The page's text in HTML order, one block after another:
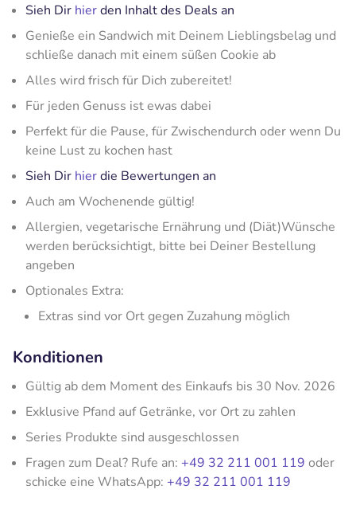
Sieh Dir hierden Inhalt des Deals an
Genieße ein Sandwich mit Deinem Lieblingsbelag und
schließe danach mit einem süßen Cookie ab
Alles wird frisch für Dich zubereitet!
Für jeden Genuss ist ewas dabei
Perfekt für die Pause, für Zwischendurch oder wenn Du
keine Lust zu kochen hast
Sieh Dir hierdie Bewertungen an
Auch am Wochenende gültig!
Allergien, vegetarische Ernährung und (Diät)Wünsche
werden berücksichtigt, bitte bei Deiner Bestellung
angeben
Optionales Extra:
Extras sind vor Ort gegen Zuzahung möglich
Konditionen
Gültig ab dem Moment des Einkaufs bis 30 Nov. 2026
Exklusive Pfand auf Getränke, vor Ort zu zahlen
Series Produkte sind ausgeschlossen
Fragen zum Deal? Rufe an: +49 32 211 001 119 oder
schicke eine WhatsApp: +49 32 211 001 119